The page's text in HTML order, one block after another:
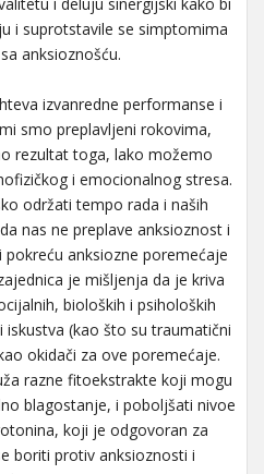
i suprotstavile se simptomima
anksioznošću.
izvanredne performanse i
smo preplavljeni rokovima,
rezultat toga, lako možemo
i emocionalnog stresa.
održati tempo rada i naših
nas ne preplave anksioznost i
anksiozne poremećaje
je mišljenja da je kriva
bioloških i psiholoških
(kao što su traumatični
okidači za ove poremećaje.
razne fitoekstrakte koji mogu
blagostanje, i poboljšati nivoe
koji je odgovoran za
boriti protiv anksioznosti i